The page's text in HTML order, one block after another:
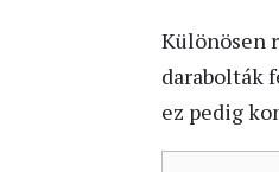
Különösen
darabolták
ez pedig